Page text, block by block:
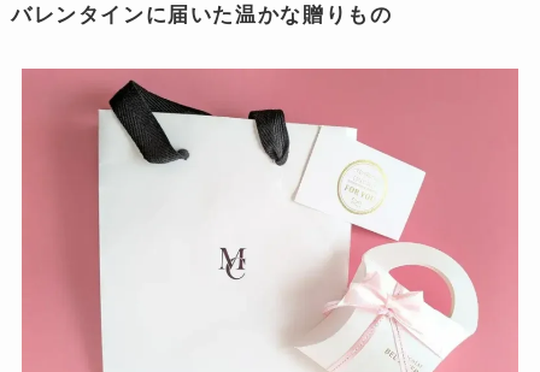
バレンタインに届いた温かな贈りもの